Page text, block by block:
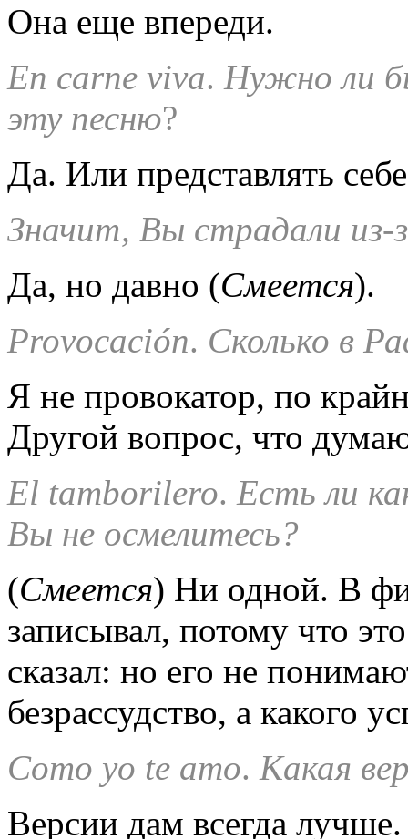
Она еще впереди.
En carne viva. Нужно ли
эту песню?
Да. Или представлять
Значит, Вы страдали из-
Да, но давно (Смеется).
Provocación. Сколько в
Я не провокатор, по
Другой вопрос, что
El tamborilero. Есть ли
Вы не осмелитесь?
(Смеется) Ни одной. В
записывал, потому что
сказал: но его не
безрассудство, а какого
Como yo te amo. Какая
Версии дам всегда